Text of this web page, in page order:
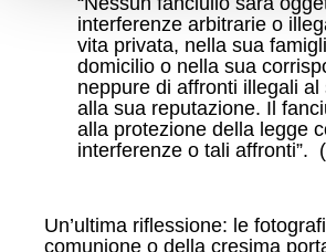
interferenze arbitrarie o
vita privata, nella sua
domicilio o nella sua
neppure di affronti illegali al
alla sua reputazione. Il
alla protezione della legge
interferenze o tali affronti”.
Un’ultima riflessione: le
comunione o della cresima